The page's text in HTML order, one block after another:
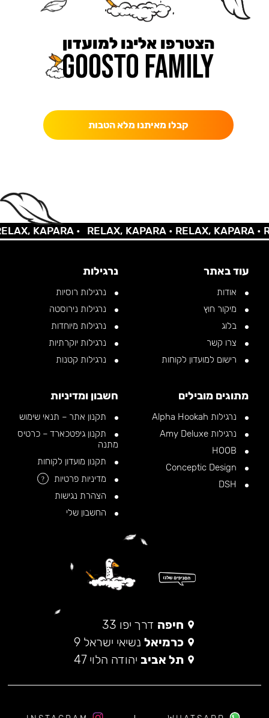
הצטרפו אלינו למועדון
קבלו מאיתנו מלא הטבות
KAPARA • RELAX, KAPARA •RELAX, KAPARA •
עוד באתר
אודות
מיקור חוץ
בלוג
צרו קשר
רישום למועדון לקוחות
נרגילות
נרגילות רוסיות
נרגילות נירוסטה
נרגילות מיוחדות
נרגילות יוקרתיות
נרגילות קטנות
מתוגים מובילים
נרגילות Alpha Hookah
נרגילות Amy Deluxe
חשבון ומדיניות
תקנון אתר – תנאי שימוש
תקנון גיפטכארד – כרטיס
מתנה
תקנון מועדון לקוחות
מדיניות פרטיות
?
הצהרת נגישות
החשבון שלי
חיפה דרך יפו 33
כרמיאל נשיאי ישראל 9
תל אביב יהודה הלוי 47